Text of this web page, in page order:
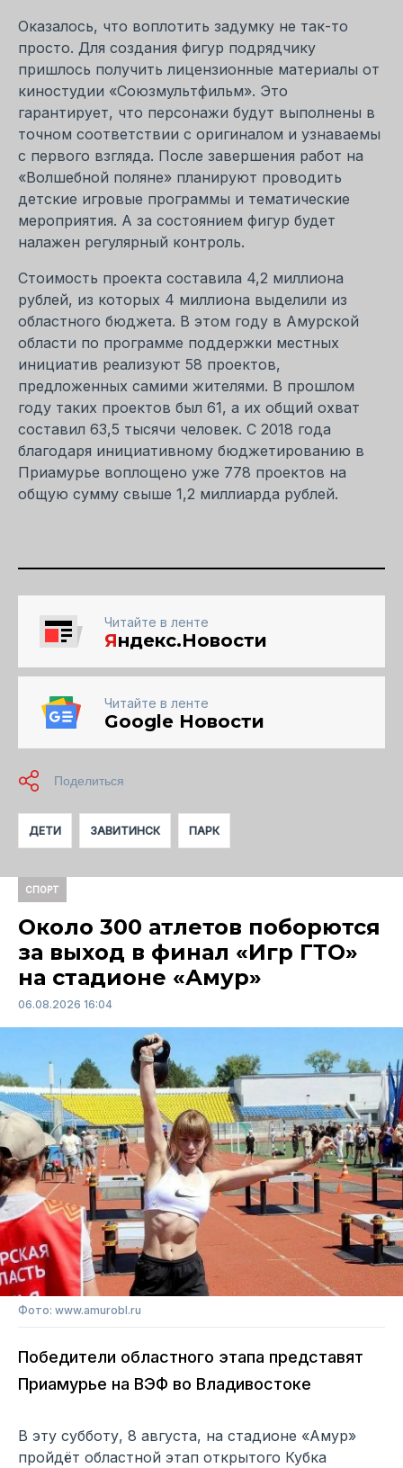
Оказалось, что воплотить задумку не так-то
просто. Для создания фигур подрядчику
пришлось получить лицензионные материалы от
киностудии «Союзмультфильм». Это
гарантирует, что персонажи будут выполнены в
точном соответствии с оригиналом и узнаваемы
с первого взгляда. После завершения работ на
«Волшебной поляне» планируют проводить
детские игровые программы и тематические
мероприятия. А за состоянием фигур будет
налажен регулярный контроль.
Стоимость проекта составила 4,2 миллиона
рублей, из которых 4 миллиона выделили из
областного бюджета. В этом году в Амурской
области по программе поддержки местных
инициатив реализуют 58 проектов,
предложенных самими жителями. В прошлом
году таких проектов был 61, а их общий охват
составил 63,5 тысячи человек. С 2018 года
благодаря инициативному бюджетированию в
Приамурье воплощено уже 778 проектов на
общую сумму свыше 1,2 миллиарда рублей.
Читайте в ленте
Яндекс.Новости
Читайте в ленте
Google Новости
ДЕТИ ЗАВИТИНСК ПАРК
СПОРТ
Около 300 атлетов поборются
за выход в финал «Игр ГТО»
на стадионе «Амур»
06.08.2026 16:04
Фото: www.amurobl.ru
Победители областного этапа представят
Приамурье на ВЭФ во Владивостоке
В эту субботу, 8 августа, на стадионе «Амур»
пройдёт областной этап открытого Кубка